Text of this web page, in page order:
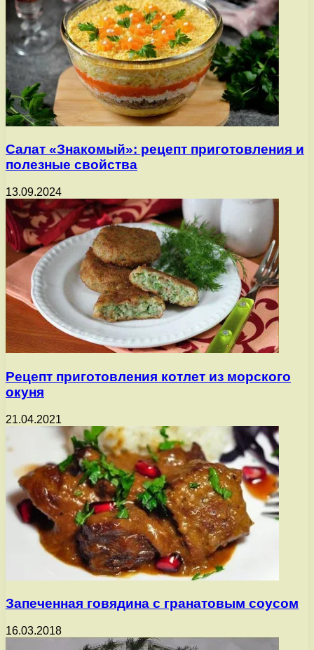
Салат «Знакомый»: рецепт приготовления и
полезные свойства
13.09.2024
Рецепт приготовления котлет из морского
окуня
21.04.2021
Запеченная говядина с гранатовым соусом
16.03.2018